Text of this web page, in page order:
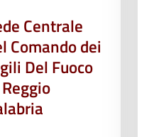
Centrale
Comando dei
Del Fuoco